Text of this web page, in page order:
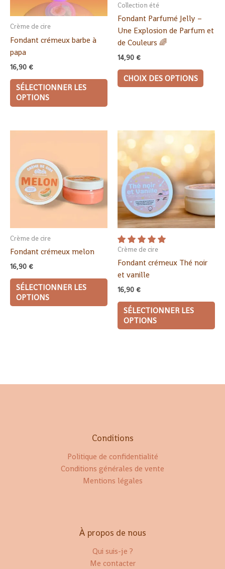
Crème de cire
Fondant crémeux barbe à
papa
16,90 €
SÉLECTIONNER LES
OPTIONS
Collection été
Fondant Parfumé Jelly –
Une Explosion de Parfum et
de Couleurs 🌈
14,90 €
CHOIX DES OPTIONS
page
Crème de cire
Fondant crémeux melon
16,90 €
SÉLECTIONNER LES
OPTIONS
Crème de cire
Fondant crémeux Thé noir
et vanille
16,90 €
SÉLECTIONNER LES
OPTIONS
Conditions
Politique de confidentialité
Conditions générales de vente
Mentions légales
À propos de nous
Qui suis-je ?
Me contacter